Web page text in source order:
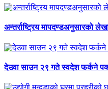
अन्तर्राष्ट्रिय मापदण्डअनुसारको
देउवा साउन २९ गते स्वदेश फर्कने